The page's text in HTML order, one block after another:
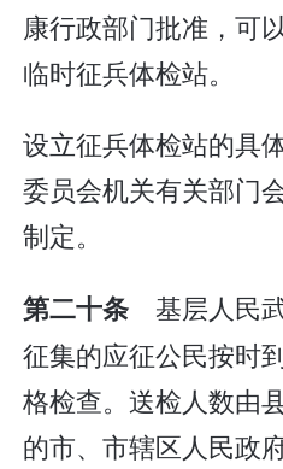
康行政部门批准，可
临时征兵体检站。
设立征兵体检站的具
委员会机关有关部门
制定。
第二十条 基层人民
征集的应征公民按时
格检查。送检人数由
的市、市辖区人民政